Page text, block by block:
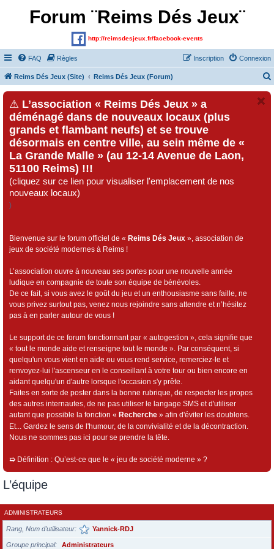
Forum ¨Reims Dés Jeux¨
http://reimsdesjeux.fr/facebook-events
FAQ Règles Connexion
Inscription
Reims Dés Jeux (Site) Reims Dés Jeux (Forum)
⚠ L’association « Reims Dés Jeux » a
déménagé dans de nouveaux locaux (plus
grands et flambant neufs) et se trouve
désormais en centre ville, au sein même de «
La Grande Malle » (au 12-14 Avenue de Laon,
51100 Reims) !!!
(cliquez sur ce lien pour visualiser l'emplacement de nos
nouveaux locaux)
)
Bienvenue sur le forum officiel de « Reims Dés Jeux », association de
jeux de société modernes à Reims !
L’association ouvre à nouveau ses portes pour une nouvelle année
ludique en compagnie de toute son équipe de bénévoles.
De ce fait, si vous avez le goût du jeu et un enthousiasme sans faille, ne
vous privez surtout pas, venez nous rejoindre sans attendre et n’hésitez
pas à en parler autour de vous !
Le support de ce forum fonctionnant par « autogestion », cela signifie que
« tout le monde aide et renseigne tout le monde ». Par conséquent, si
quelqu'un vous vient en aide ou vous rend service, remerciez-le et
renvoyez-lui l'ascenseur en le conseillant à votre tour ou bien encore en
aidant quelqu'un d'autre lorsque l'occasion s'y prête.
Faites en sorte de poster dans la bonne rubrique, de respecter les propos
des autres internautes, de ne pas utiliser le langage SMS et d'utiliser
autant que possible la fonction « Recherche » afin d'éviter les doublons.
Et... Gardez le sens de l'humour, de la convivialité et de la décontraction.
Nous ne sommes pas ici pour se prendre la tête.
➯ Définition : Qu’est-ce que le « jeu de société moderne » ?
L’équipe
ADMINISTRATEURS
Rang, Nom d’utilisateur Yannick-RDJ
Groupe principal Administrateurs